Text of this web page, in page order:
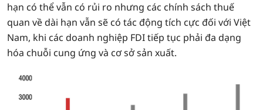
hạn có thể vẫn có rủi ro nhưng các chính sách thuế
quan về dài hạn vẫn sẽ có tác động tích cực đối với Việt
Nam, khi các doanh nghiệp FDI tiếp tục phải đa dạng
hóa chuỗi cung ứng và cơ sở sản xuất.